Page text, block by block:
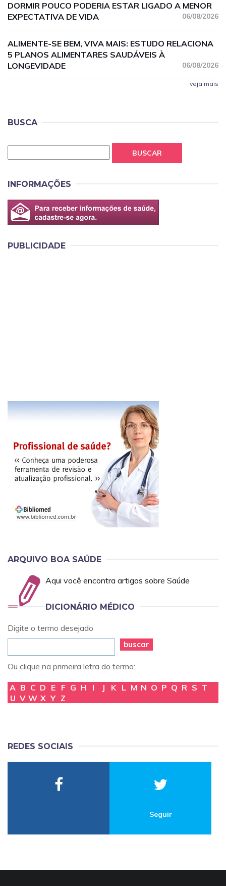
DORMIR POUCO PODERIA ESTAR LIGADO A MENOR
EXPECTATIVA DE VIDA
06/08/2026
ALIMENTE-SE BEM, VIVA MAIS: ESTUDO RELACIONA
5 PLANOS ALIMENTARES SAUDÁVEIS À
LONGEVIDADE
06/08/2026
veja mais
BUSCA
BUSCAR
INFORMAÇÕES
PUBLICIDADE
ARQUIVO BOA SAÚDE
Aqui você encontra artigos sobre Saúde
DICIONÁRIO MÉDICO
Digite o termo desejado
buscar
Ou clique na primeira letra do termo:
A B C D E F G H I J K L M N O P Q R S T
U V W X Y Z
REDES SOCIAIS
Seguir